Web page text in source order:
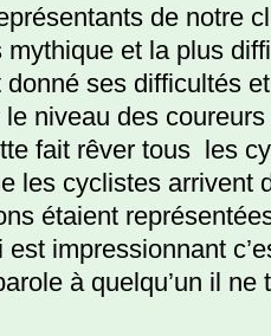
de notre
et la plus
ses difficultés
niveau des
fait rêver tous les
les cyclistes arrivent
étaient
impressionnant
à quelqu’un il ne